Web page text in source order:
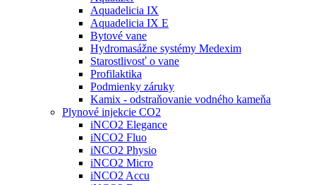
Aquadelicia IX
Aquadelicia IX E
Bytové vane
Hydromasážne systémy Medexim
Starostlivosť o vane
Profilaktika
Podmienky záruky
Kamix - odstraňovanie vodného kameňa
Plynové injekcie CO2
iNCO2 Elegance
iNCO2 Fluo
iNCO2 Physio
iNCO2 Micro
iNCO2 Accu